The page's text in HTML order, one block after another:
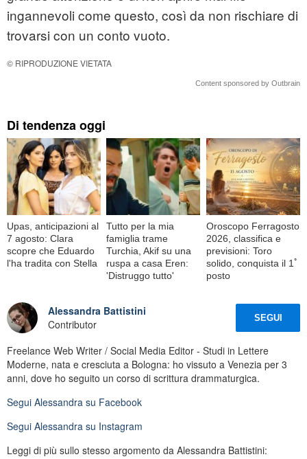
ingannevoli come questo, così da non rischiare di
trovarsi con un conto vuoto.
© RIPRODUZIONE VIETATA
Content sponsored by Outbrain
Di tendenza oggi
Upas, anticipazioni al
7 agosto: Clara
scopre che Eduardo
l'ha tradita con Stella
Tutto per la mia
famiglia trame
Turchia, Akif su una
ruspa a casa Eren:
'Distruggo tutto'
Oroscopo Ferragosto
2026, classifica e
previsioni: Toro
solido, conquista il 1ﾟ
posto
Alessandra Battistini
Contributor
SEGUI
Freelance Web Writer / Social Media Editor - Studi in Lettere
Moderne, nata e cresciuta a Bologna: ho vissuto a Venezia per 3
anni, dove ho seguito un corso di scrittura drammaturgica.
Segui Alessandra su Facebook
Segui Alessandra su Instagram
Leggi di più sullo stesso argomento da Alessandra Battistini: